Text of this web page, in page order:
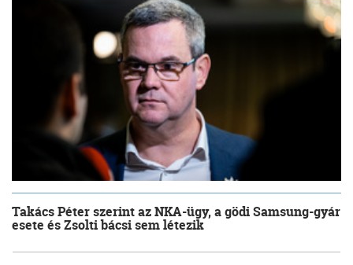
Takács Péter szerint az NKA-ügy, a gödi Samsung-gyár
esete és Zsolti bácsi sem létezik